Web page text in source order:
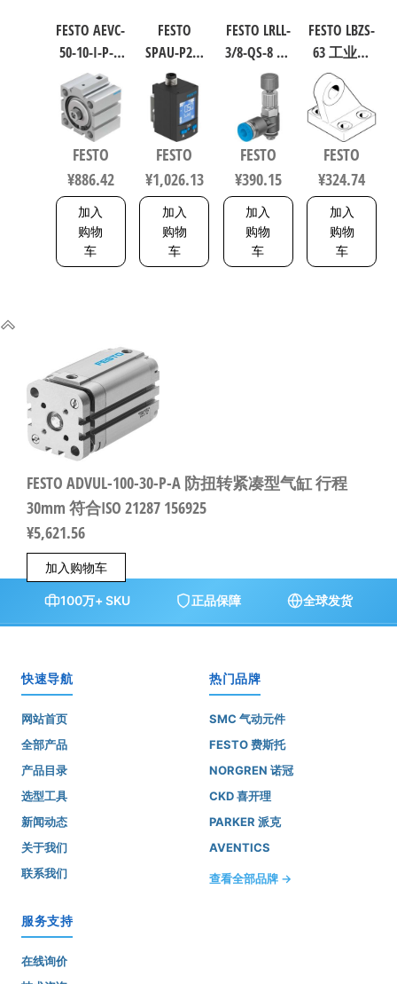
FESTO AEVC-
50-10-I-P-A
短行程气
缸 行程
10mm 缸径
50mm
VDMA 24562
188252
FESTO
¥886.42
加入
购物
车
FESTO
SPAU-P2R-
W-G18FD-L-
PNLK-
PNVBA-M8U
数字压力
传感器 符
合EN 60947-
5-2 8001232
FESTO
¥1,026.13
加入
购物
车
FESTO LRLL-
3/8-QS-8 气
源处理元
件 规格8
153505
FESTO
¥390.15
加入
购物
车
FESTO LBZS-
63 工业自
动化零部
件 规格63
33846
FESTO
¥324.74
加入
购物
车
FESTO ADVUL-100-30-P-A 防扭转紧凑型气缸 行程
30mm 符合ISO 21287 156925
¥5,621.56
加入购物车
100万+ SKU 正品保障 全球发货
快速导航
网站首页
全部产品
产品目录
选型工具
新闻动态
关于我们
联系我们
热门品牌
SMC 气动元件
FESTO 费斯托
NORGREN 诺冠
CKD 喜开理
PARKER 派克
AVENTICS
查看全部品牌 →
服务支持
在线询价